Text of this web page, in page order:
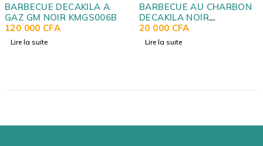
BARBECUE DECAKILA A
GAZ GM NOIR KMGS006B
120 000 CFA
Lire la suite
BARBECUE AU CHARBON
DECAKILA NOIR
KMCC0014B
20 000 CFA
Lire la suite